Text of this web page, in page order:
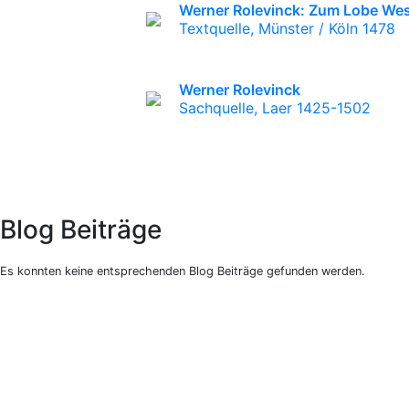
Werner Rolevinck: Zum Lobe
Textquelle, Münster / Köln 1478
Werner Rolevinck
Sachquelle, Laer 1425-1502
Blog Beiträge
Es konnten keine entsprechenden Blog Beiträge gefunden werden.